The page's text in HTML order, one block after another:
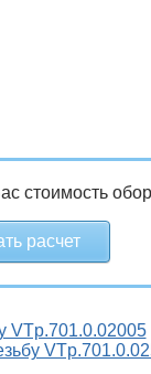
стоимость
расчет
VTp.701.0.02005